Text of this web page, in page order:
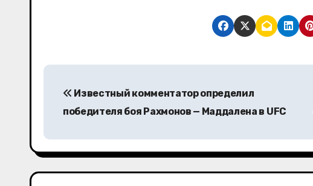
Н
и
г
Известный комментатор определил
победителя боя Рахмонов — Маддалена в UFC